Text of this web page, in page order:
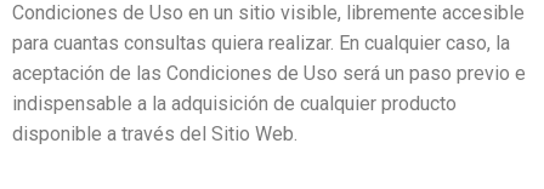
Condiciones de Uso en un sitio visible, libremente accesible
para cuantas consultas quiera realizar. En cualquier caso, la
aceptación de las Condiciones de Uso será un paso previo e
indispensable a la adquisición de cualquier producto
disponible a través del Sitio Web.